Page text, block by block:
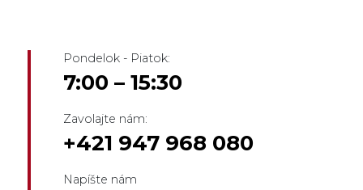
Pondelok - Piatok:
7:00 – 15:30
Zavolajte nám:
+421 947 968 080
Napíšte nám